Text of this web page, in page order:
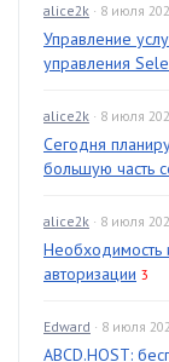
alice2k · 8 июля
Управление
управления
alice2k · 8 июля
Сегодня
большую часть
alice2k · 8 июля
Необходимость
авторизации 3
Edward · 8 июля
ABCD.HOST: